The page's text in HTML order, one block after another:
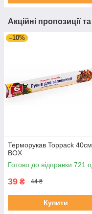
Акційні пропозиції
–10%
Терморукав Toppack
BOX
Готово до відправки 721
39 ₴ 44 ₴
Купити